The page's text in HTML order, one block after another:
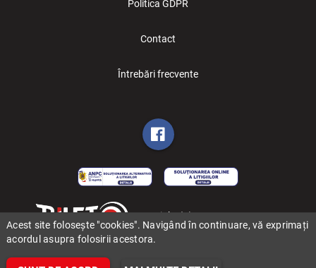
Politica GDPR
Contact
Întrebări frecvente
Copyright (C) 2006-2026 BILET.ro
Acest site folosește "cookies". Navigând în continuare, vă exprimați
acordul asupra folosirii acestora.